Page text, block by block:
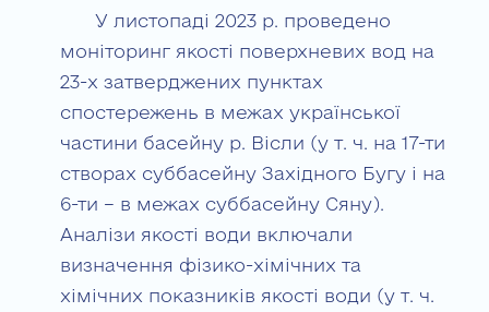
У листопаді 2023 р. проведено
моніторинг якості поверхневих вод на
23-х затверджених пунктах
спостережень в межах української
частини басейну р. Вісли (у т. ч. на 17-ти
створах суббасейну Західного Бугу і на
6-ти – в межах суббасейну Сяну).
Аналізи якості води включали
визначення фізико-хімічних та
хімічних показників якості води (у т. ч.